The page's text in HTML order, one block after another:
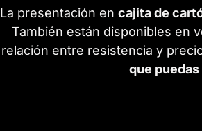
La presentación en cajita de
También están disponibles en
relación entre resistencia y
que